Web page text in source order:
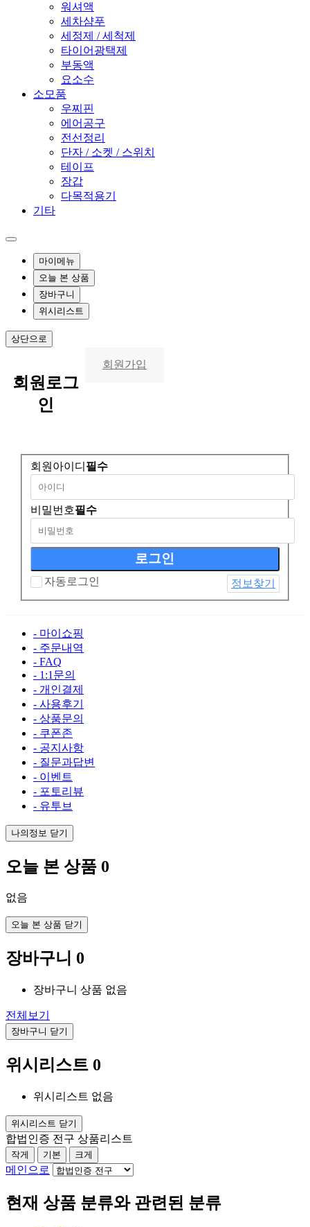
워셔액
세차샴푸
세정제 / 세척제
타이어광택제
부동액
요소수
소모품
우찌핀
에어공구
전선정리
단자 / 소켓 / 스위치
테이프
장갑
다목적용기
기타
마이메뉴
오늘 본 상품
장바구니
위시리스트
상단으로
회원 로그
인
회원가입
회원아이디 필수
비밀번호필수
자동로그인 정보찾기
- 마이쇼핑
- 주문내역
- FAQ
- 1:1문의
- 개인결제
- 사용후기
- 상품문의
- 쿠폰존
- 공지사항
- 질문과답변
- 이벤트
- 포토리뷰
- 유투브
나의정보 닫기
오늘 본 상품 0
없음
오늘 본 상품 닫기
장바구니 0
장바구니 상품 없음
전체보기
장바구니 닫기
위시리스트 0
위시리스트 없음
위시리스트 닫기
합법인증 전구 상품리스트
작게 기본 크게
메인으로
현재 상품 분류와 관련된 분류